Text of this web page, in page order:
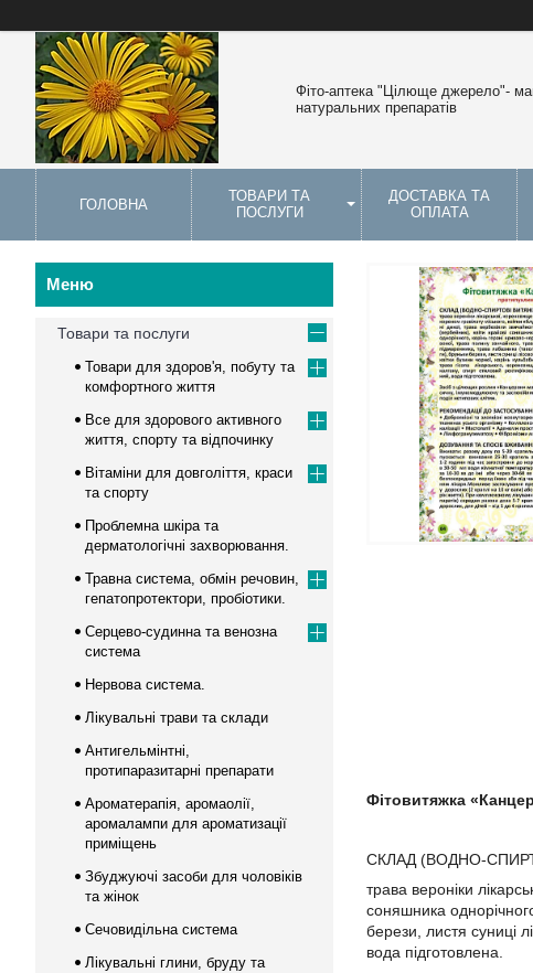
Фіто-аптека "Цілюще джерело"-
натуральних препаратів
ГОЛОВНА
ТОВАРИ ТА
ПОСЛУГИ
ДОСТАВКА ТА
ОПЛАТА
Фітовитяжка
СКЛАД (ВОДНО-
трава вероніки
соняшника
берези, листя суниці
вода підготовлена.
Товари та послуги
Товари для здоров'я, побуту та
комфортного життя
Все для здорового активного
життя, спорту та відпочинку
Вітаміни для довголіття, краси
та спорту
Проблемна шкіра та
дерматологічні захворювання.
Травна система, обмін речовин,
гепатопротектори, пробіотики.
Серцево-судинна та венозна
система
Нервова система.
Лікувальні трави та склади
Антигельмінтні,
протипаразитарні препарати
Ароматерапія, аромаолії,
аромалампи для ароматизації
приміщень
Збуджуючі засоби для чоловіків
та жінок
Сечовидільна система
Лікувальні глини, бруду та